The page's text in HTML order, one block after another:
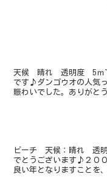
天候 晴れ 透明度 5ｍ
です♪ダンゴウオの人気
賑わいでした。ありがと
ビーチ 天候：晴れ 透明
でとうございます♪２０
良い年となりますことを